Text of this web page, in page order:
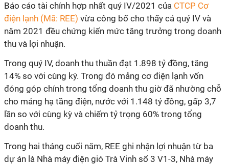
Báo cáo tài chính hợp nhất quý IV/2021 của CTCP Cơ
điện lạnh (Mã: REE) vừa công bố cho thấy cả quý IV và
năm 2021 đều chứng kiến mức tăng trưởng trong doanh
thu và lợi nhuận.
Trong quý IV, doanh thu thuần đạt 1.898 tỷ đồng, tăng
14% so với cùng kỳ. Trong đó mảng cơ điện lạnh vốn
đóng góp chính trong tổng doanh thu giờ đã nhường chỗ
cho mảng hạ tầng điện, nước với 1.148 tỷ đồng, gấp 3,7
lần so với cùng kỳ và chiếm tỷ trọng 60% trong tổng
doanh thu.
Trong hai tháng cuối năm, REE ghi nhận lợi nhuận từ ba
dự án là Nhà máy điện gió Trà Vinh số 3 V1-3, Nhà máy